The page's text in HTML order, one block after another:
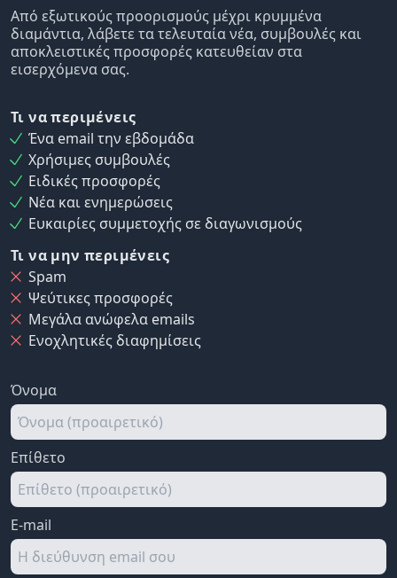
Από εξωτικούς προορισμούς μέχρι κρυμμένα
διαμάντια, λάβετε τα τελευταία νέα, συμβουλές και
αποκλειστικές προσφορές κατευθείαν στα
εισερχόμενα σας.
Τι να περιμένεις
Ένα email την εβδομάδα
Χρήσιμες συμβουλές
Ειδικές προσφορές
Νέα και ενημερώσεις
Ευκαιρίες συμμετοχής σε διαγωνισμούς
Τι να μην περιμένεις
Spam
Ψεύτικες προσφορές
Μεγάλα ανώφελα emails
Ενοχλητικές διαφημίσεις
Όνομα
Επίθετο
E-mail